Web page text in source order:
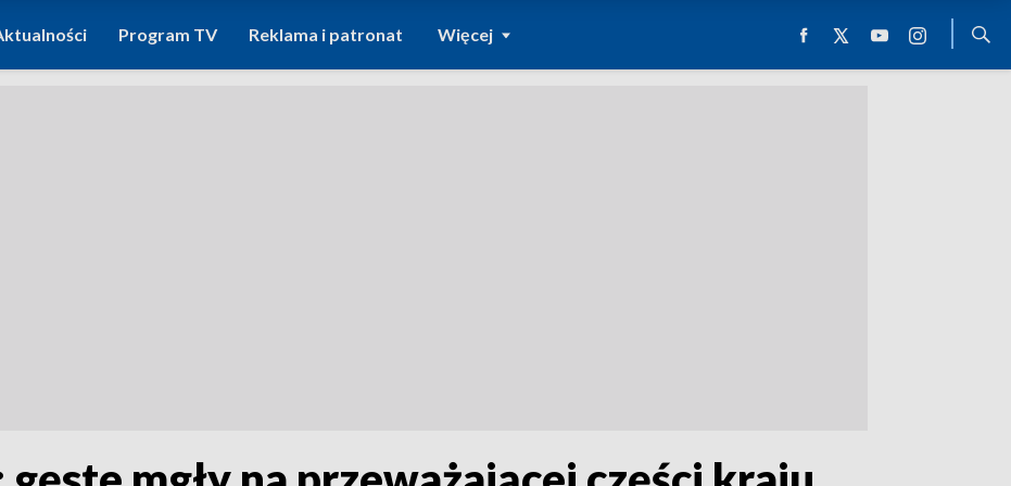
Program TV Reklama i patronat Więcej